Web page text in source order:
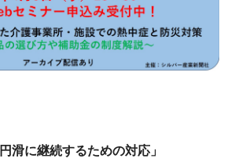
滑に継続するための対応」